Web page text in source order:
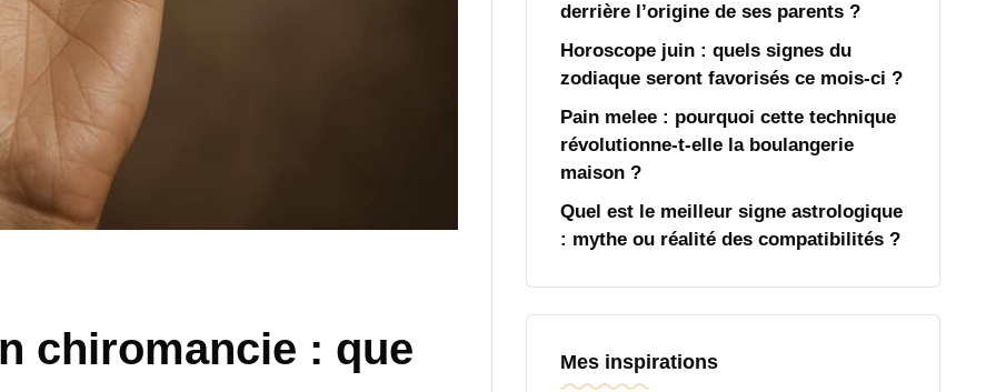
chiromancie : que
derrière l’origine de ses parents ?
Horoscope juin : quels signes du
zodiaque seront favorisés ce mois-ci ?
Pain melee : pourquoi cette technique
révolutionne-t-elle la boulangerie
maison ?
Quel est le meilleur signe astrologique
: mythe ou réalité des compatibilités ?
Mes inspirations